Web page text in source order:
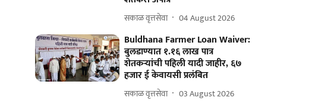
सकाळ वृत्तसेवा 04 August 2026
Buldhana Farmer Loan Waiver:
बुलडाण्यात १.१६ लाख पात्र
शेतकऱ्यांची पहिली यादी जाहीर, ६७
हजार ई केवायसी प्रलंबित
सकाळ वृत्तसेवा 03 August 2026